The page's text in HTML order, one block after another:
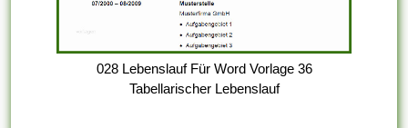
028 Lebenslauf Für Word Vorlage 36
Tabellarischer Lebenslauf